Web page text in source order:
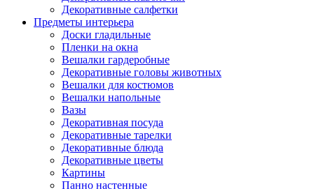
Декоративные салфетки
Предметы интерьера
Доски гладильные
Пленки на окна
Вешалки гардеробные
Декоративные головы животных
Вешалки для костюмов
Вешалки напольные
Вазы
Декоративная посуда
Декоративные тарелки
Декоративные блюда
Декоративные цветы
Картины
Панно настенные